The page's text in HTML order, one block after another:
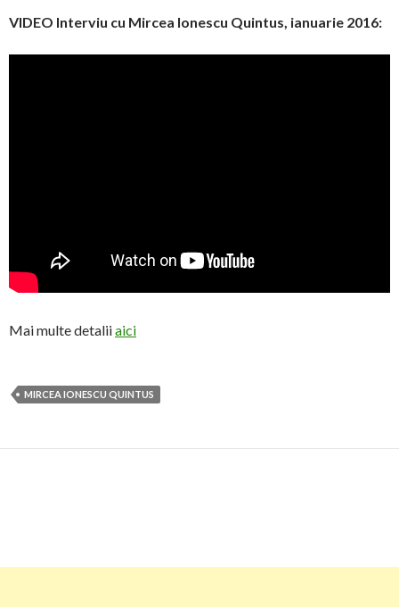
VIDEO Interviu cu Mircea Ionescu Quintus, ianuarie 2016:
Mai multe detaliiaici
MIRCEA IONESCU QUINTUS